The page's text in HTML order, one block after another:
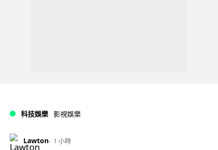
科技娛樂 影視娛樂
Lawton 1 小時